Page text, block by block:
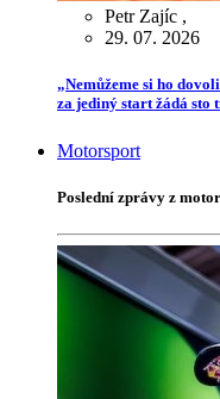
Petr Zajíc ,
29. 07. 2026
„Nemůžeme si ho
za jediný start žádá sto
Motorsport
Poslední zprávy z